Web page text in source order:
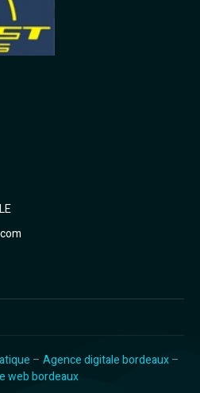
– Agence digitale bordeaux–
web bordeaux